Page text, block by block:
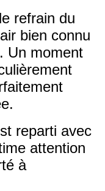
refrain du
bien connu
Un moment
reparti avec
attention
à